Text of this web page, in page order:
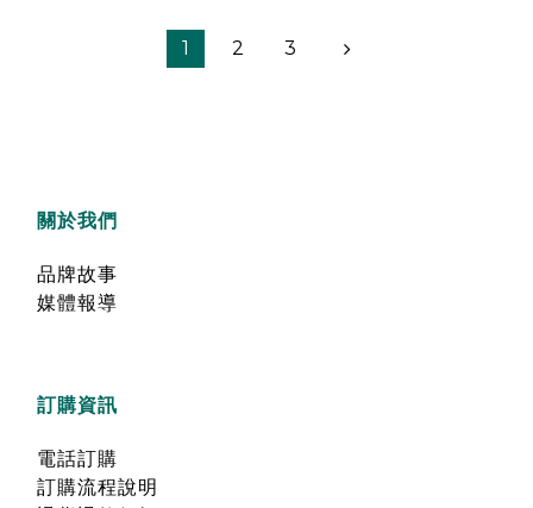
1 2 3
關於我們
品牌故事
媒體報導
訂購資訊
電話訂購
訂購流程說明